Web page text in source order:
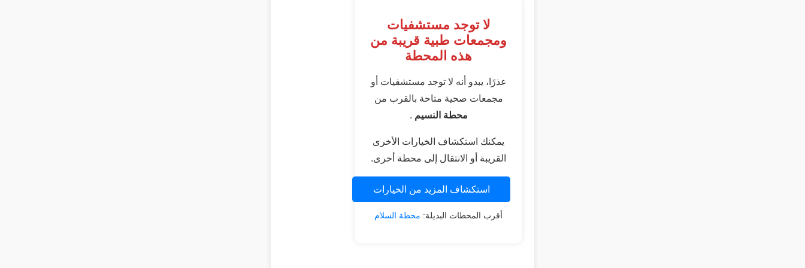
لا توجد مستشفيات
ومجمعات طبية قريبة من
هذه المحطة
عذرًا، يبدو أنه لا توجد مستشفيات أو
مجمعات صحية متاحة بالقرب من
محطة النسيم .
يمكنك استكشاف الخيارات الأخرى
القريبة أو الانتقال إلى محطة أخرى.
استكشاف المزيد من الخيارات
أقرب المحطات البديلة: محطة السلام